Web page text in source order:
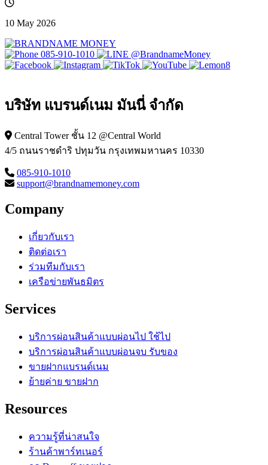
10 May 2026
085-910-1010 @BrandnameMoney
บริษัท แบรนด์เนม มันนี่ จำกัด
Central Tower ชั้น 12 @Central World
4/5 ถนนราชดำริ ปทุมวัน กรุงเทพมหานคร 10330
085-910-1010
support@brandnamemoney.com
Company
เกี่ยวกับเรา
ติดต่อเรา
ร่วมทีมกับเรา
เครือข่ายพันธมิตร
Services
บริการผ่อนสินค้าแบบผ่อนไป ใช้ไป
บริการผ่อนสินค้าแบบผ่อนจบ รับของ
ขายฝากแบรนด์เนม
ย้ายค่าย ขายฝาก
Resources
ความรู้ที่น่าสนใจ
ร้านค้าพาร์ทเนอร์